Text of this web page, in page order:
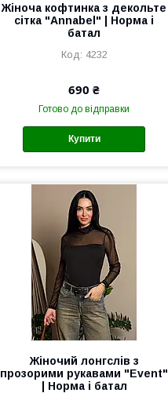
Жіноча кофтинка з декольте
сітка "Annabel" | Норма і
батал
4232
690 ₴
Готово до відправки
Купити
Жіночий лонгслів з
прозорими рукавами "Event"
| Норма і батал